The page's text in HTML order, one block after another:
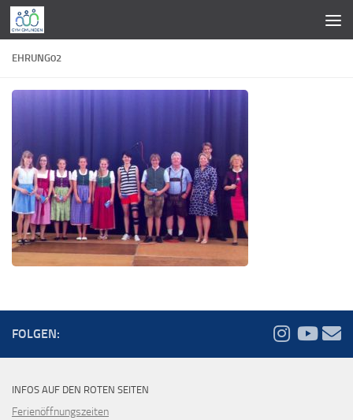
Zum Inhalt springen
EHRUNG02
FOLGEN:
INFOS AUF DEN ROTEN SEITEN
Ferienöffnungszeiten